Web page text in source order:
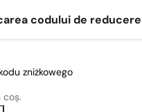
codului de reducere
zniżkowego
coș.